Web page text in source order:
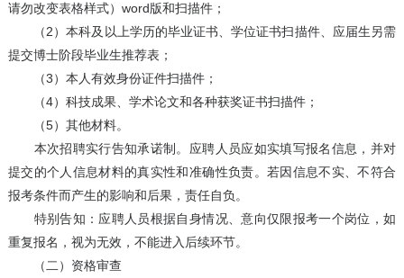
请勿改变表格样式）word版和扫描件；
（2）本科及以上学历的毕业证书、学位证书扫描件、应届生另需
提交博士阶段毕业生推荐表；
（3）本人有效身份证件扫描件；
（4）科技成果、学术论文和各种获奖证书扫描件；
（5）其他材料。
本次招聘实行告知承诺制。应聘人员应如实填写报名信息，并对
提交的个人信息材料的真实性和准确性负责。若因信息不实、不符合
报考条件而产生的影响和后果，责任自负。
特别告知：应聘人员根据自身情况、意向仅限报考一个岗位，如
重复报名，视为无效，不能进入后续环节。
（二）资格审查